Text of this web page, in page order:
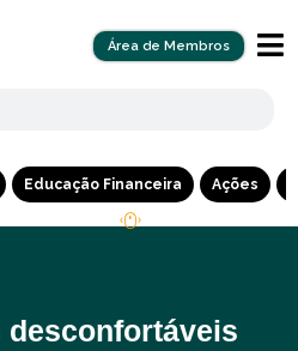
Área de Membros
Educação Financeira Ações
desconfortáveis